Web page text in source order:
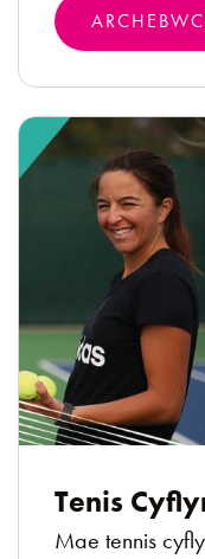
Tenis
Mae tennis